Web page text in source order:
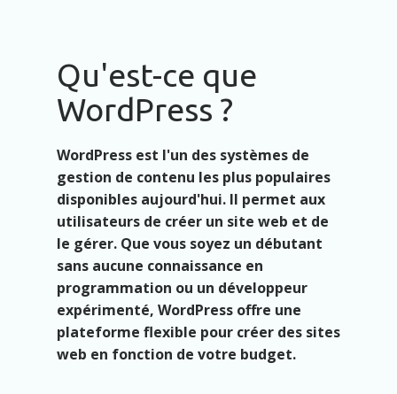
Qu'est-ce que
WordPress ?
WordPress est l'un des systèmes de
gestion de contenu les plus populaires
disponibles aujourd'hui. Il permet aux
utilisateurs de créer un site web et de
le gérer. Que vous soyez un débutant
sans aucune connaissance en
programmation ou un développeur
expérimenté, WordPress offre une
plateforme flexible pour créer des sites
web en fonction de votre budget.